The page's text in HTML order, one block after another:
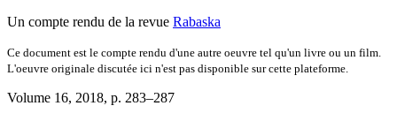
Un compte rendu de la revue Rabaska
Ce document est le compte rendu d'une autre oeuvre tel qu'un livre ou un film.
L'oeuvre originale discutée ici n'est pas disponible sur cette plateforme.
Volume 16, 2018, p. 283–287